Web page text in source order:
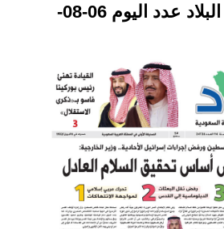
تحميل PDF البلاد عدد اليوم 06-08-